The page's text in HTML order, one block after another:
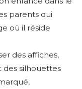
parents qui
où il réside
des affiches,
des silhouettes